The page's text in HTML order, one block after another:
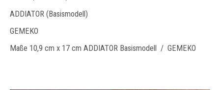
ADDIATOR (Basismodell)
GEMEKO
Maße 10,9 cm x 17 cm ADDIATOR Basismodell / GEMEKO